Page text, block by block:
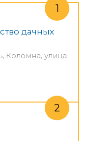
дачных
Коломна, улица